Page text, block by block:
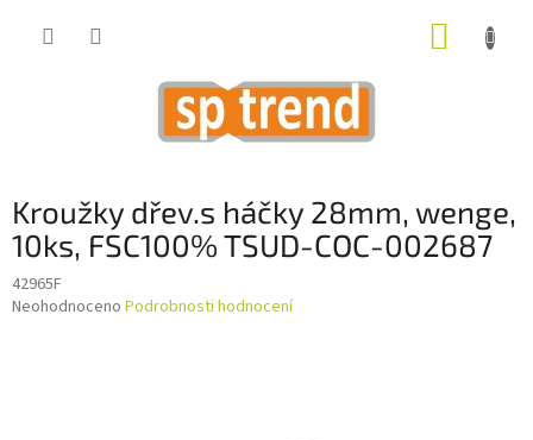
Kroužky dřev.s háčky 28mm, wenge,
10ks, FSC100% TSUD-COC-002687
42965F
Průměrné
Neohodnoceno Podrobnosti hodnocení